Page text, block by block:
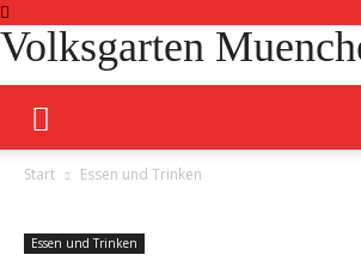
Volksgarten
Start Essen und Trinken
Essen und Trinken